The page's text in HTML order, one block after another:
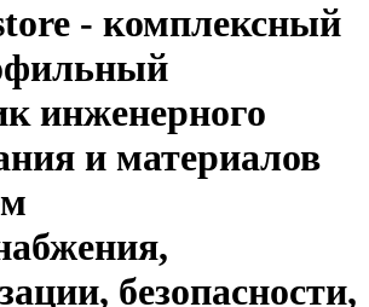
- комплексный
инженерного
и материалов
безопасности,